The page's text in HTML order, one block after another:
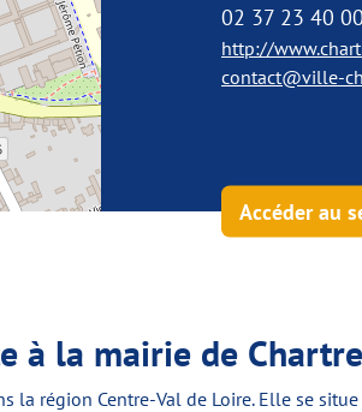
02 37 23 40 00
http://
contact@ville-
Accéder au
à la mairie de
la région Centre-Val de Loire. Elle se